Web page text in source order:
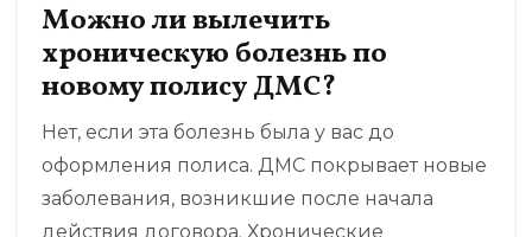
Можно ли вылечить
хроническую болезнь по
новому полису ДМС?
Нет, если эта болезнь была у вас до
оформления полиса. ДМС покрывает новые
заболевания, возникшие после начала
действия договора. Хронические